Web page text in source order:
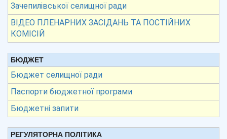
Зачепилівської селищної ради
ВІДЕО ПЛЕНАРНИХ ЗАСІДАНЬ ТА ПОСТІЙНИХ
КОМІСІЙ
БЮДЖЕТ
Бюджет селищної ради
Паспорти бюджетної програми
Бюджетні запити
РЕГУЛЯТОРНА ПОЛІТИКА